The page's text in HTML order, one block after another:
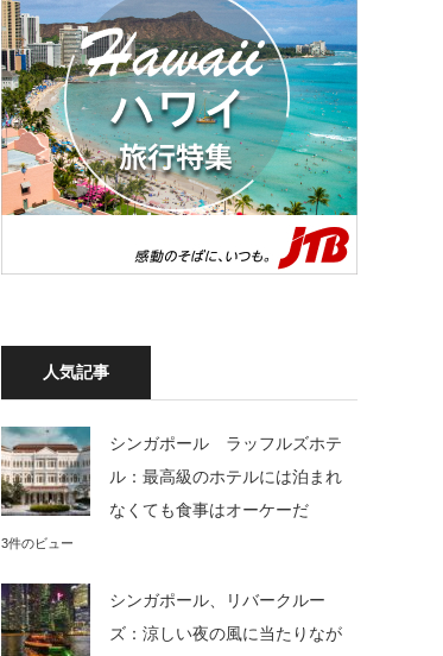
人気記事
シンガポール ラッフルズホテ
ル：最高級のホテルには泊まれ
なくても食事はオーケーだ
3件のビュー
シンガポール、リバークルー
ズ：涼しい夜の風に当たりなが